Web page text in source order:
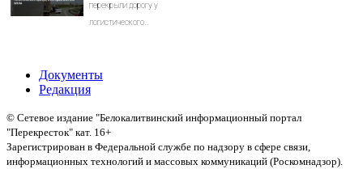
перекрыли дорогу у
логистического
Документы
Редакция
© Сетевое издание "Белокалитвинский информационный портал
"Перекресток" кат. 16+
Зарегистрирован в Федеральной службе по надзору в сфере связи,
информационных технологий и массовых коммуникаций (Роскомнадзор).